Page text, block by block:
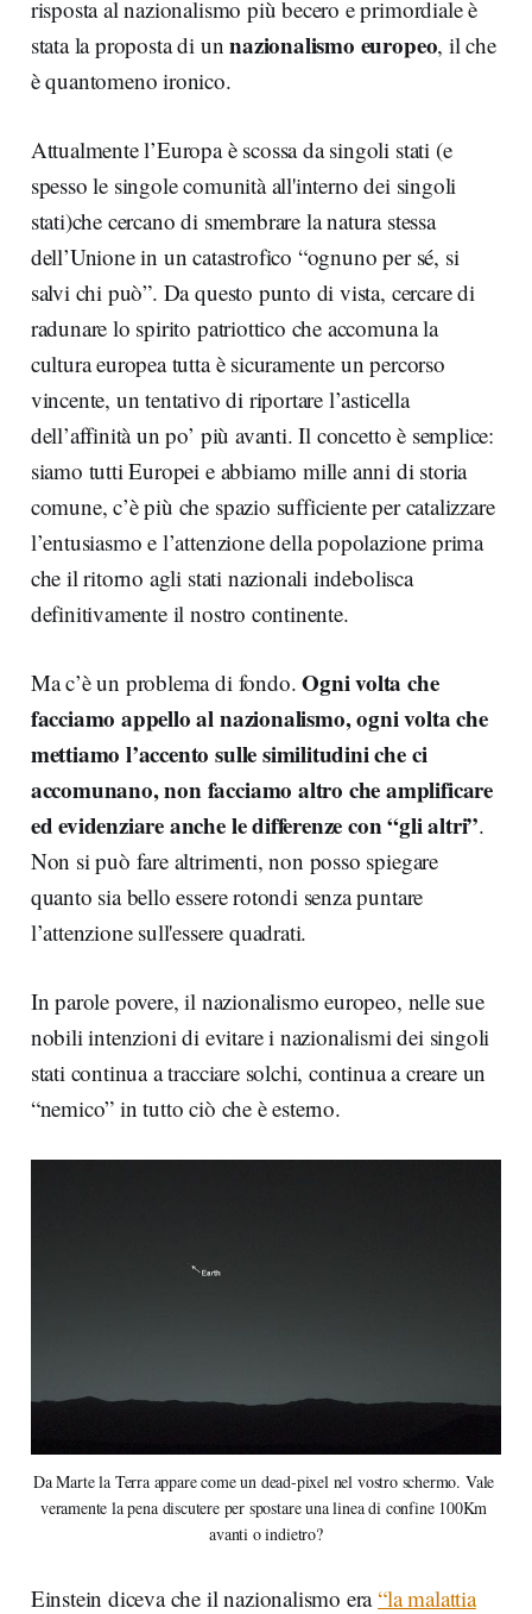
risposta al nazionalismo più becero e primordiale è
stata la proposta di unnazionalismo europeo, il che
è quantomeno ironico.
Attualmente l’Europa è scossa da singoli stati (e
spesso le singole comunità all'interno dei singoli
stati)che cercano di smembrare la natura stessa
dell’Unione in un catastrofico “ognuno per sé, si
salvi chi può”. Da questo punto di vista, cercare di
radunare lo spirito patriottico che accomuna la
cultura europea tutta è sicuramente un percorso
vincente, un tentativo di riportare l’asticella
dell’affinità un po’ più avanti. Il concetto è semplice:
siamo tutti Europei e abbiamo mille anni di storia
comune, c’è più che spazio sufficiente per catalizzare
l’entusiasmo e l’attenzione della popolazione prima
che il ritorno agli stati nazionali indebolisca
definitivamente il nostro continente.
Ma c’è un problema di fondo.Ogni volta che
facciamo appello al nazionalismo, ogni volta che
mettiamo l’accento sulle similitudini che ci
accomunano, non facciamo altro che amplificare
ed evidenziare anche le differenze con “gli altri”.
Non si può fare altrimenti, non posso spiegare
quanto sia bello essere rotondi senza puntare
l’attenzione sull'essere quadrati.
In parole povere, il nazionalismo europeo, nelle sue
nobili intenzioni di evitare i nazionalismi dei singoli
stati continua a tracciare solchi, continua a creare un
“nemico” in tutto ciò che è esterno.
Da Marte la Terra appare come un dead-pixel nel vostro schermo. Vale
veramente la pena discutere per spostare una linea di confine 100Km
avanti o indietro?
Einstein diceva che il nazionalismo era“la malattia